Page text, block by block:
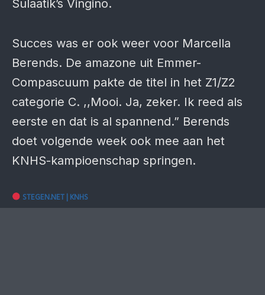
Sulaatik’s Vingino.
Succes was er ook weer voor Marcella
Berends. De amazone uit Emmer-
Compascuum pakte de titel in het Z1/Z2
categorie C. ,,Mooi. Ja, zeker. Ik reed als
eerste en dat is al spannend.” Berends
doet volgende week ook mee aan het
KNHS-kampioenschap springen.
STEGEN.NET | KNHS